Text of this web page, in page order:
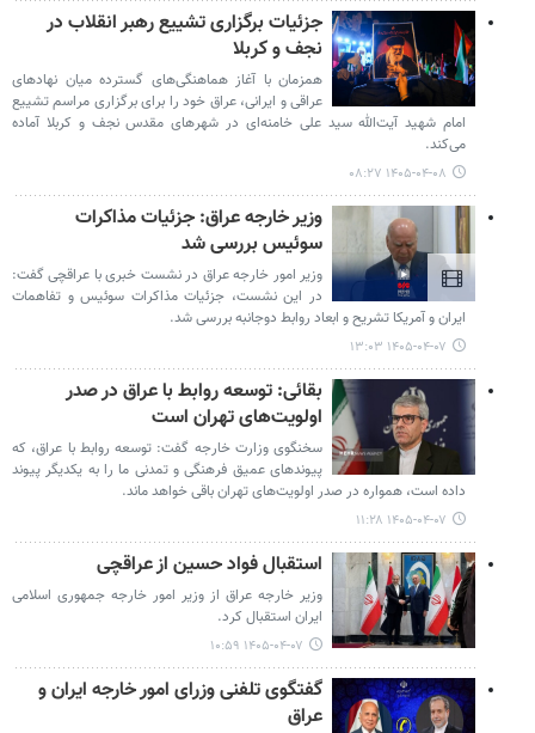
جزئیات برگزاری تشییع رهبر انقلاب در
نجف و کربلا
همزمان با آغاز هماهنگی‌های گسترده میان نهادهای
عراقی و ایرانی، عراق خود را برای برگزاری مراسم تشییع
امام شهید آیت‌الله سید علی خامنه‌ای در شهرهای مقدس نجف و کربلا آماده
می‌کند.
۱۴۰۵-۰۴-۰۸ ۰۸:۲۷
وزیر خارجه عراق: جزئیات مذاکرات
سوئیس بررسی شد
وزیر امور خارجه عراق در نشست خبری با عراقچی گفت:
در این نشست، جزئیات مذاکرات سوئیس و تفاهمات
ایران و آمریکا تشریح و ابعاد روابط دوجانبه بررسی شد.
۱۴۰۵-۰۴-۰۷ ۱۳:۰۳
بقائی: توسعه روابط با عراق در صدر
اولویت‌های تهران است
سخنگوی وزارت خارجه گفت: توسعه روابط با عراق، که
پیوندهای عمیق فرهنگی و تمدنی ما را به یکدیگر پیوند
داده است، همواره در صدر اولویت‌های تهران باقی خواهد ماند.
۱۴۰۵-۰۴-۰۷ ۱۱:۲۸
استقبال فواد حسین از عراقچی
وزیر خارجه عراق از وزیر امور خارجه جمهوری اسلامی
ایران استقبال کرد.
۱۴۰۵-۰۴-۰۷ ۱۰:۵۹
گفتگوی تلفنی وزرای امور خارجه ایران و
عراق